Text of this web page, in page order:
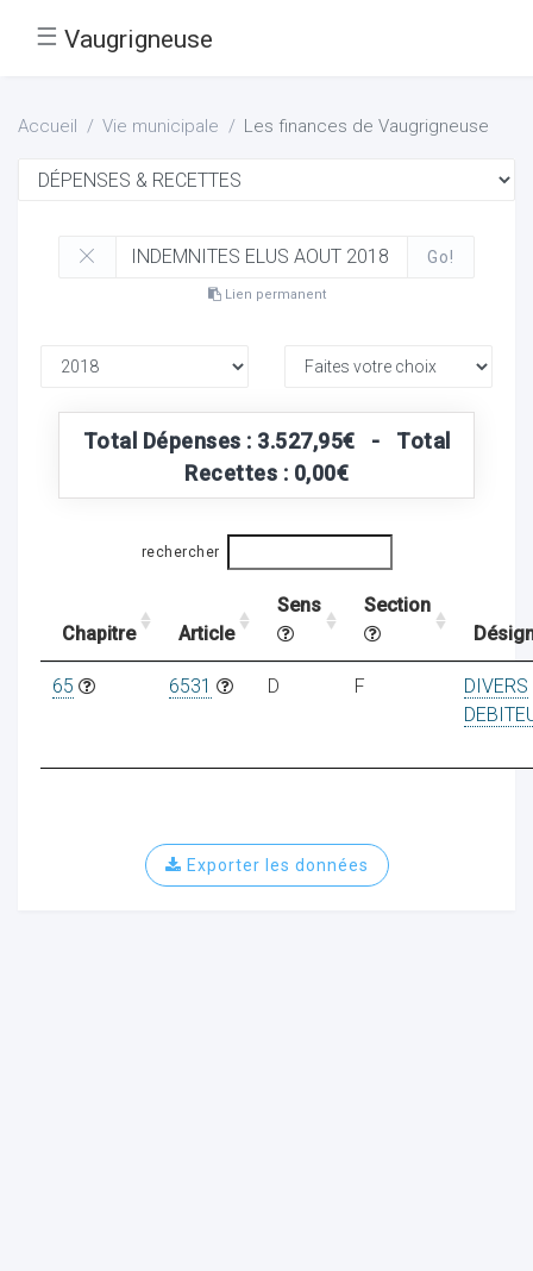
☰ Vaugrigneuse
Accueil Vie municipale Les finances de Vaugrigneuse
Go!
Lien permanent
Total Dépenses : 3.527,95€ - Total
Recettes : 0,00€
rechercher
Chapitre Article
Sens
Section
65 6531 D F
DIVERS
Exporter les données